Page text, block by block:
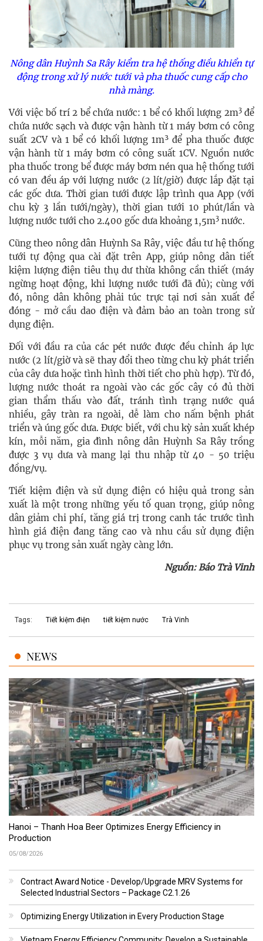
Nông dân Huỳnh Sa Rây kiểm tra hệ thống điều khiển tự
động trong xử lý nước tưới và pha thuốc cung cấp cho
nhà màng.
Với việc bố trí 2 bể chứa nước: 1 bể có khối lượng 2m3để
chứa nước sạch và được vận hành từ 1 máy bơm có công
suất 2CV và 1 bể có khối lượng 1m³ để pha thuốc được
vận hành từ 1 máy bơm có công suất 1CV. Nguồn nước
pha thuốc trong bể được máy bơm nén qua hệ thống tưới
có van đều áp với lượng nước (2 lít/giờ) được lắp đặt tại
các gốc dưa. Thời gian tưới được lập trình qua App (với
chu kỳ 3 lần tưới/ngày), thời gian tưới 10 phút/lần và
lượng nước tưới cho 2.400 gốc dưa khoảng 1,5m3 nước.
Cũng theo nông dân Huỳnh Sa Rây, việc đầu tư hệ thống
tưới tự động qua cài đặt trên App, giúp nông dân tiết
kiệm lượng điện tiêu thụ dư thừa không cần thiết (máy
ngừng hoạt động, khi lượng nước tưới đã đủ); cùng với
đó, nông dân không phải túc trực tại nơi sản xuất để
đóng - mở cầu dao điện và đảm bảo an toàn trong sử
dụng điện.
Đối với đầu ra của các pét nước được đều chỉnh áp lực
nước (2 lít/giờ và sẽ thay đổi theo từng chu kỳ phát triển
của cây dưa hoặc tình hình thời tiết cho phù hợp). Từ đó,
lượng nước thoát ra ngoài vào các gốc cây có đủ thời
gian thẩm thấu vào đất, tránh tình trạng nước quá
nhiều, gây tràn ra ngoài, dễ làm cho nấm bệnh phát
triển và úng gốc dưa. Được biết, với chu kỳ sản xuất khép
kín, mỗi năm, gia đình nông dân Huỳnh Sa Rây trồng
được 3 vụ dưa và mang lại thu nhập từ 40 - 50 triệu
đồng/vụ.
Tiết kiệm điện và sử dụng điện có hiệu quả trong sản
xuất là một trong những yếu tố quan trọng, giúp nông
dân giảm chi phí, tăng giá trị trong canh tác trước tình
hình giá điện đang tăng cao và nhu cầu sử dụng điện
phục vụ trong sản xuất ngày càng lớn.
Nguồn: Báo Trà Vinh
Tags: Tiết kiệm điện tiết kiệm nước Trà Vinh
NEWS
Hanoi – Thanh Hoa Beer Optimizes Energy Efficiency in
Production
05/08/2026
Contract Award Notice - Develop/Upgrade MRV Systems for
Selected Industrial Sectors – Package C2.1.26
Optimizing Energy Utilization in Every Production Stage